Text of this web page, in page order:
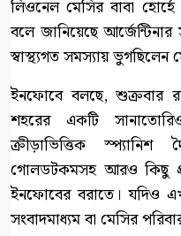
লিওনেল মেসির বাবা
বলে জানিয়েছে আর্জেন্টিনার
স্বাস্থ্যগত সমস্যায় ভুগছিলেন
ইনফোবে বলছে, শুক্রবার
শহরের একটি
ক্রীড়াভিত্তিক স্প্যানিশ
গোলডটকমসহ আরও কিছু
ইনফোবের বরাতে। যদিও
সংবাদমাধ্যম বা মেসির